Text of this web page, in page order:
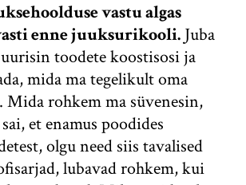
vastu algas
enne juuksurikooli. Juba
uurisin toodete koostisosi ja
mida ma tegelikult oma
Mida rohkem ma süvenesin,
et enamus poodides
olgu need siis tavalised
lubavad rohkem, kui